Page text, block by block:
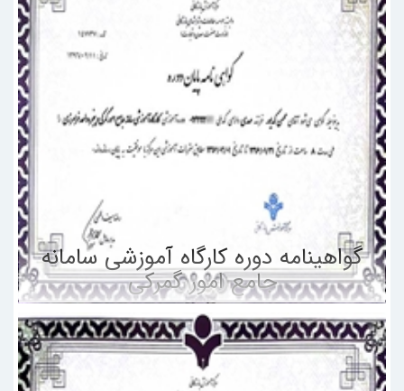
گواهینامه دوره کارگاه آموزشی سامانه
جامع امور گمرکی